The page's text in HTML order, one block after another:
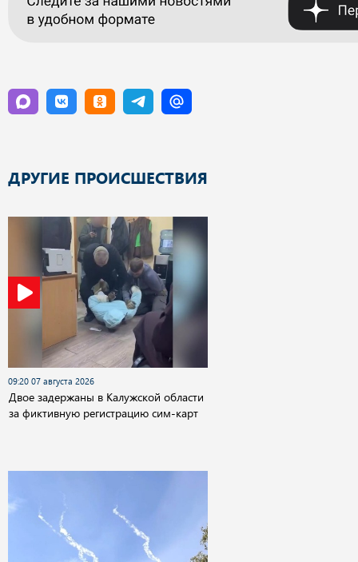
ДРУГИЕ ПРОИСШЕСТВИЯ
09:20 07 августа 2026
Двое задержаны в Калужской области
за фиктивную регистрацию сим-карт